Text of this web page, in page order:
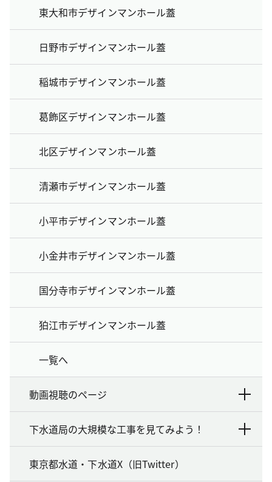
東大和市デザインマンホール蓋
日野市デザインマンホール蓋
稲城市デザインマンホール蓋
葛飾区デザインマンホール蓋
北区デザインマンホール蓋
清瀬市デザインマンホール蓋
小平市デザインマンホール蓋
小金井市デザインマンホール蓋
国分寺市デザインマンホール蓋
狛江市デザインマンホール蓋
一覧へ
動画視聴のページ
下水道局の大規模な工事を見てみよう！
東京都水道・下水道X（旧Twitter）